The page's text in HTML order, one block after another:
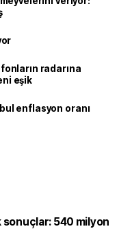
radarına
eşik
enflasyon oranı
sonuçlar: 540 milyon